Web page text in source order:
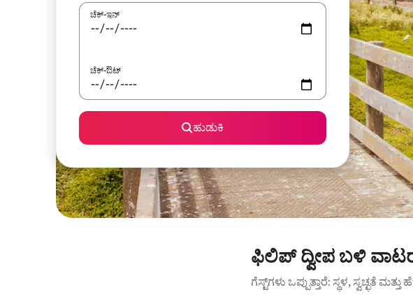
ಚೆಕ್-ಇನ್
ಚೆಕ್-ಔಟ್
ಹುಡುಕಿ
ಫಿಲಿಪ್ ದ್ವೀಪ ಬಳಿ
ಗೆಸ್ಟ್‌ಗಳು ಒಪ್ಪುತ್ತಾರೆ: ಸ್ಥಳ, ಸ್ವಚ್ಛತೆ